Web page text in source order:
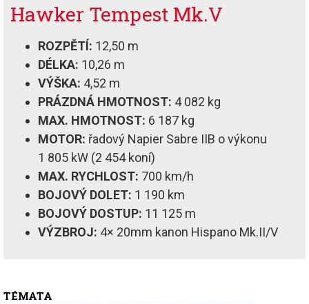
Hawker Tempest Mk.V
ROZPĚTÍ: 12,50 m
DÉLKA: 10,26 m
VÝŠKA: 4,52 m
PRÁZDNÁ HMOTNOST: 4 082 kg
MAX. HMOTNOST: 6 187 kg
MOTOR: řadový Napier Sabre IIB o výkonu
1 805 kW (2 454 koní)
MAX. RYCHLOST: 700 km/h
BOJOVÝ DOLET: 1 190 km
BOJOVÝ DOSTUP: 11 125 m
VÝZBROJ: 4× 20mm kanon Hispano Mk.II/V
TÉMATA